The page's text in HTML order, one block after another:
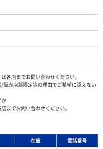
各店までお問い合わせください。
売店舗限定等の理由でご希望に添えない
か
までお問い合わせください。
在庫
電話番号